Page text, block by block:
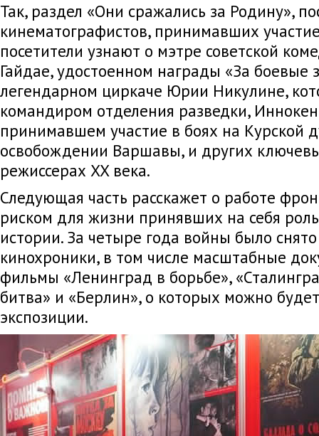
Так, раздел «Они сражались за Родину»,
кинематографистов, принимавших
посетители узнают о мэтре советской
Гайдае, удостоенном награды «За боевые
легендарном циркаче Юрии Никулине,
командиром отделения разведки,
принимавшем участие в боях на Курской
освобождении Варшавы, и других
режиссерах XX века.
Следующая часть расскажет о работе
риском для жизни принявших на себя
истории. За четыре года войны было
кинохроники, в том числе масштабные
фильмы «Ленинград в борьбе»,
битва» и «Берлин», о которых можно
экспозиции.